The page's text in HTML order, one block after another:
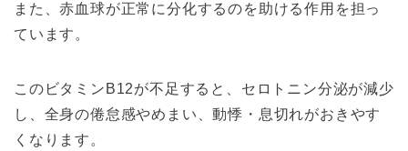
また、赤血球が正常に分化するのを助ける作用を担っ
ています。
このビタミンB12が不足すると、セロトニン分泌が減少
し、全身の倦怠感やめまい、動悸・息切れがおきやす
くなります。